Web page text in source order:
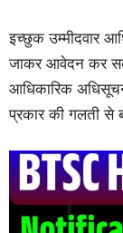
इच्छुक उम्मीदवार
जाकर आवेदन कर
आधिकारिक
प्रकार की गलती से